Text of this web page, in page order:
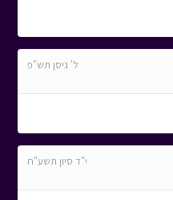
ל' ניסן תש"פ
י"ד סיון תשע"ח